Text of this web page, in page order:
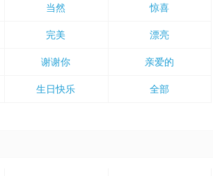
当然 惊喜
完美 漂亮
谢谢你 亲爱的
生日快乐 全部